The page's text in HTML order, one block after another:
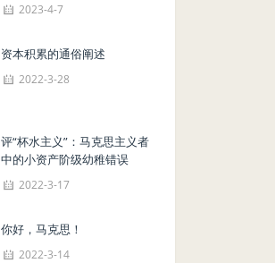
2023-4-7
资本积累的通俗阐述
2022-3-28
评“杯水主义”：马克思主义者
中的小资产阶级幼稚错误
2022-3-17
你好，马克思！
2022-3-14